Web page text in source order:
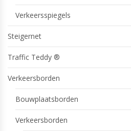
Verkeersspiegels
Steigernet
Traffic Teddy ®
Verkeersborden
Bouwplaatsborden
Verkeersborden